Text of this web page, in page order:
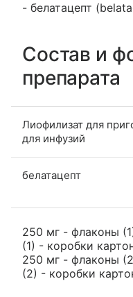
- белатацепт
Состав и
препарата
Лиофилизат для
для инфузий
белатацепт
250 мг - флаконы
(1) - коробки
250 мг - флаконы
(2) - коробки